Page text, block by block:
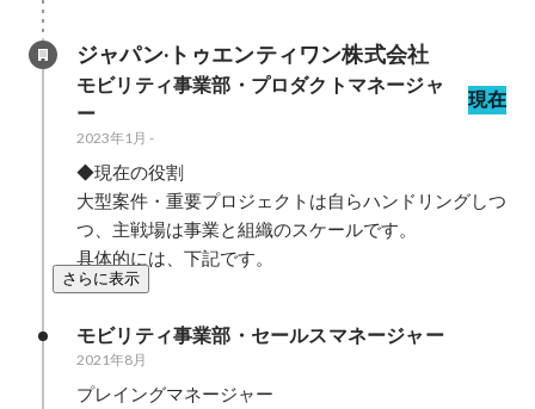
ジャパン·トゥエンティワン株式会社
モビリティ事業部・プロダクトマネージャ
ー
現在
2023年1月 -
◆現在の役割
大型案件・重要プロジェクトは自らハンドリングしつ
つ、主戦場は事業と組織のスケールです。
具体的には、下記です。
さらに表示
モビリティ事業部・セールスマネージャー
2021年8月
プレイングマネージャー